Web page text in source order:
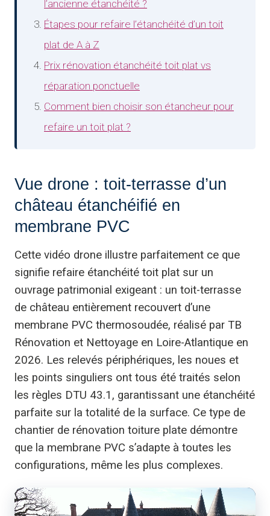
l’ancienne étanchéité ?
Étapes pour refaire l’étanchéité d’un toit
plat de A à Z
Prix rénovation étanchéité toit plat vs
réparation ponctuelle
Comment bien choisir son étancheur pour
refaire un toit plat ?
Vue drone : toit-terrasse d’un
château étanchéifié en
membrane PVC
Cette vidéo drone illustre parfaitement ce que
signifie refaire étanchéité toit plat sur un
ouvrage patrimonial exigeant : un toit-terrasse
de château entièrement recouvert d’une
membrane PVC thermosoudée, réalisé par TB
Rénovation et Nettoyage en Loire-Atlantique en
2026. Les relevés périphériques, les noues et
les points singuliers ont tous été traités selon
les règles DTU 43.1, garantissant une étanchéité
parfaite sur la totalité de la surface. Ce type de
chantier de rénovation toiture plate démontre
que la membrane PVC s’adapte à toutes les
configurations, même les plus complexes.